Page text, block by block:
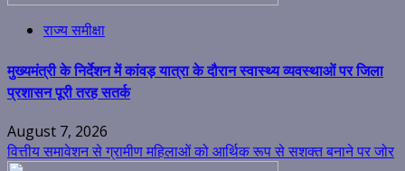
राज्य समीक्षा
मुख्यमंत्री के निर्देशन में कांवड़ यात्रा के दौरान स्वास्थ्य व्यवस्थाओं पर जिला
प्रशासन पूरी तरह सतर्क
August 7, 2026
वित्तीय समावेशन से ग्रामीण महिलाओं को आर्थिक रूप से सशक्त बनाने पर जोर